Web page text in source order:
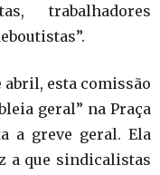
trabalhadores
abril, esta comissão
geral” na Praça
a greve geral. Ela
a que sindicalistas